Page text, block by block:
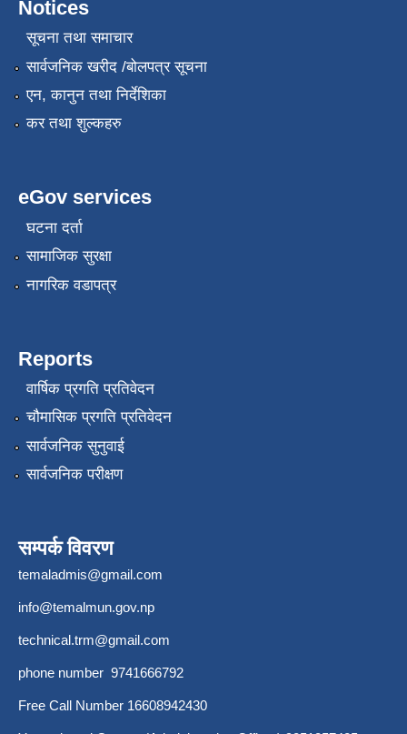
Notices
सूचना तथा समाचार
सार्वजनिक खरीद /बोलपत्र सूचना
एन, कानुन तथा निर्देशिका
कर तथा शुल्कहरु
eGov services
घटना दर्ता
सामाजिक सुरक्षा
नागरिक वडापत्र
Reports
वार्षिक प्रगति प्रतिवेदन
चौमासिक प्रगति प्रतिवेदन
सार्वजनिक सुनुवाई
सार्वजनिक परीक्षण
सम्पर्क विवरण
temaladmis@gmail.com
info@temalmun.gov.np
technical.trm@gmail.com
phone number 9741666792
Free Call Number 16608942430